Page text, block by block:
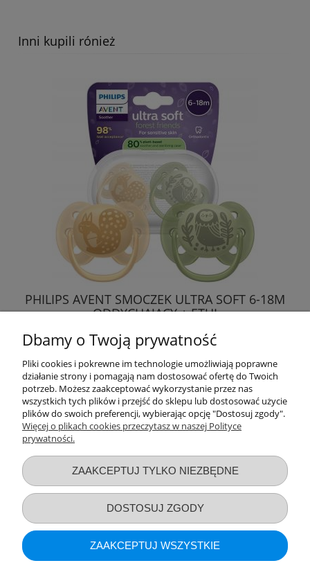
Inni kupili rónież
PHILIPS AVENT SMOCZEK ULTRA SOFT 6-18M
ODDYCHAJĄCY + ETUI
27,78 zł
DO KOSZYKA
Informacje o sklepie
Dbamy o Twoją prywatność
Pliki cookies i pokrewne im technologie umożliwiają poprawne
działanie strony i pomagają nam dostosować ofertę do Twoich
potrzeb. Możesz zaakceptować wykorzystanie przez nas
wszystkich tych plików i przejść do sklepu lub dostosować użycie
plików do swoich preferencji, wybierając opcję "Dostosuj zgody".
Więcej o plikach cookies przeczytasz w naszej Polityce
prywatności.
ZAAKCEPTUJ TYLKO NIEZBĘDNE
DOSTOSUJ ZGODY
ZAAKCEPTUJ WSZYSTKIE